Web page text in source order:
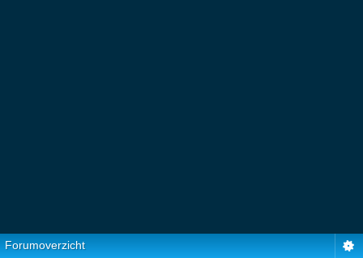
Forumoverzicht